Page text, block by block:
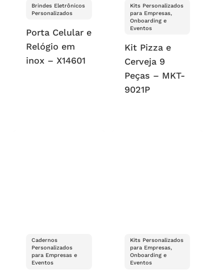
Brindes Eletrônicos
Personalizados
Porta Celular e
Relógio em
inox – X14601
Kits Personalizados
para Empresas,
Onboarding e
Eventos
Kit Pizza e
Cerveja 9
Peças – MKT-
9021P
Cadernos
Personalizados
para Empresas e
Eventos
Kits Personalizados
para Empresas,
Onboarding e
Eventos